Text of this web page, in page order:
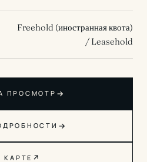
Freehold (иностранная квота)
/ Leasehold
ПРОСМОТР →
→
КАРТЕ ↗